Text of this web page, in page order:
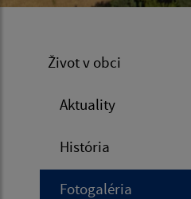
Život v obci
Aktuality
História
Fotogaléria